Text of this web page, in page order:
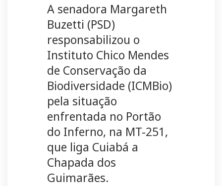
A senadora Margareth
Buzetti (PSD)
responsabilizou o
Instituto Chico Mendes
de Conservação da
Biodiversidade (ICMBio)
pela situação
enfrentada no Portão
do Inferno, na MT-251,
que liga Cuiabá a
Chapada dos
Guimarães.